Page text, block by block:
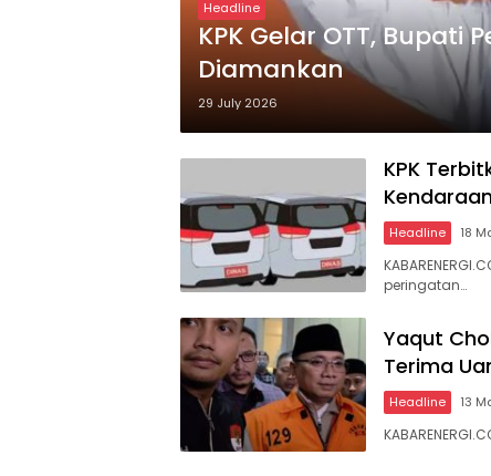
Headline
KPK Gelar OTT, Bupati
Diamankan
29 July 2026
KPK
Headline 18
peringatan…
Yaqut
Terima
Headline 13